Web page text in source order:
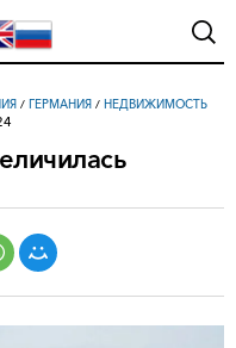
/ ГЕРМАНИЯ / НЕДВИЖИМОСТЬ